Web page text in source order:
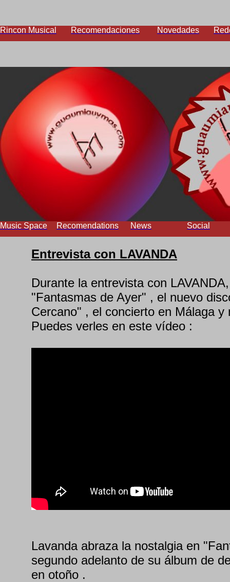
Rincon Musical Recomendaciones Novedades
Music Space Recomendations News Social
Entrevista con LAVANDA
Durante la entrevista con
"Fantasmas de Ayer" , el nuevo
Cercano" , el concierto en Málaga y
Puedes verles en este vídeo :
Lavanda abraza la nostalgia en
segundo adelanto de su álbum de
en otoño .